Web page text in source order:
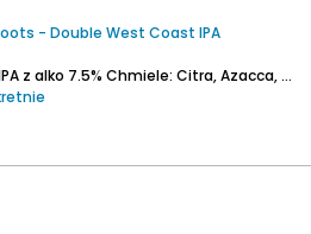
- Double West Coast IPA
z alko 7.5% Chmiele: Citra, Azacca, Idaho 7, Książęcy.